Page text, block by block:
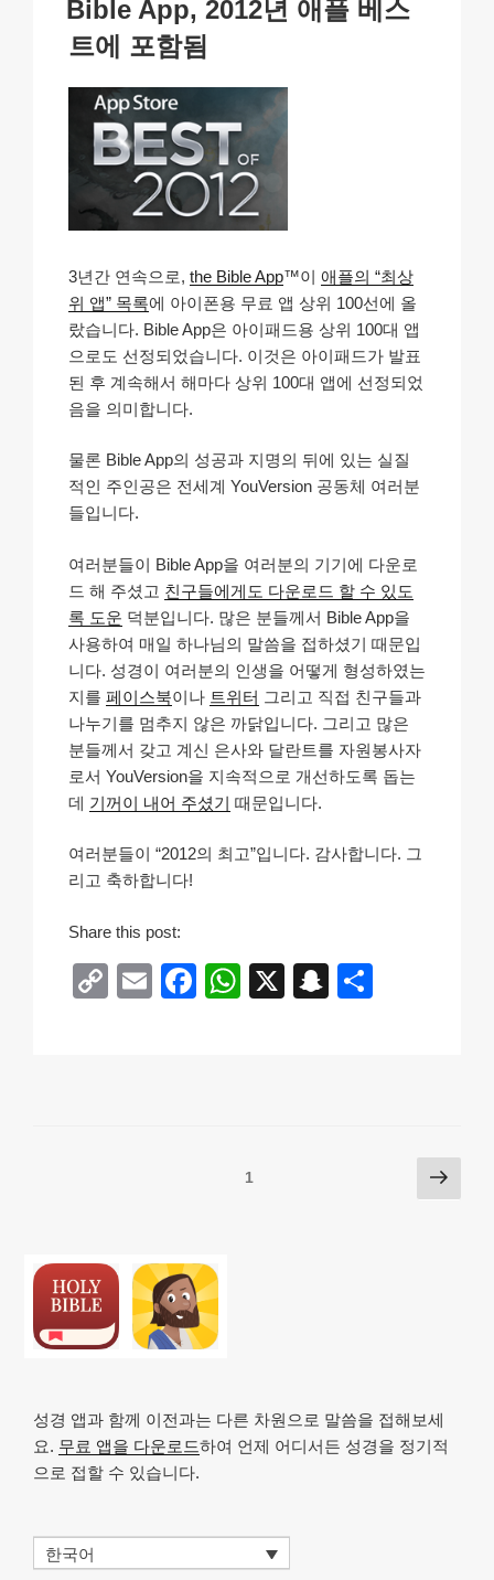
k
일
자
Bible App, 2012년 애플 베스
트에 포함됨
3년간 연속으로, the Bible App™이 애플의 “최상
위 앱” 목록에 아이폰용 무료 앱 상위 100선에 올
랐습니다. Bible App은 아이패드용 상위 100대 앱
으로도 선정되었습니다. 이것은 아이패드가 발표
된 후 계속해서 해마다 상위 100대 앱에 선정되었
음을 의미합니다.
물론 Bible App의 성공과 지명의 뒤에 있는 실질
적인 주인공은 전세계 YouVersion 공동체 여러분
들입니다.
여러분들이 Bible App을 여러분의 기기에 다운로
드 해 주셨고 친구들에게도 다운로드 할 수 있도
록 도운 덕분입니다. 많은 분들께서 Bible App을
사용하여 매일 하나님의 말씀을 접하셨기 때문입
니다. 성경이 여러분의 인생을 어떻게 형성하였는
지를 페이스북이나 트위터 그리고 직접 친구들과
나누기를 멈추지 않은 까닭입니다. 그리고 많은
분들께서 갖고 계신 은사와 달란트를 자원봉사자
로서 YouVersion을 지속적으로 개선하도록 돕는
데 기꺼이 내어 주셨기 때문입니다.
여러분들이 “2012의 최고”입니다. 감사합니다. 그
리고 축하합니다!
Share this post:
C
E
F
W
p
X
S
1
다
음
성경 앱과 함께 이전과는 다른 차원으로 말씀을 접해보세
요. 무료 앱을 다운로드하여 언제 어디서든 성경을 정기적
으로 접할 수 있습니다.
한국어